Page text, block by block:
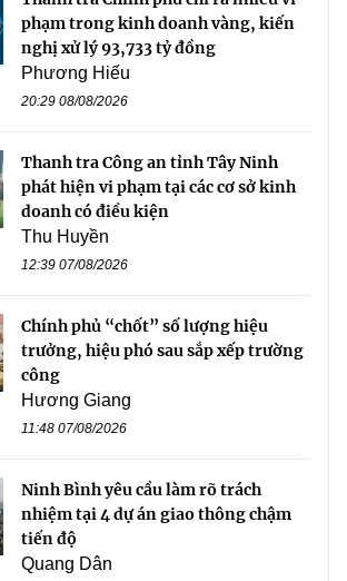
phạm trong kinh doanh vàng, kiến
nghị xử lý 93,733 tỷ đồng
Phương Hiếu
20:29 08/08/2026
Thanh tra Công an tỉnh Tây Ninh
phát hiện vi phạm tại các cơ sở kinh
doanh có điều kiện
Thu Huyền
12:39 07/08/2026
Chính phủ “chốt” số lượng hiệu
trưởng, hiệu phó sau sắp xếp trường
công
Hương Giang
11:48 07/08/2026
Ninh Bình yêu cầu làm rõ trách
nhiệm tại 4 dự án giao thông chậm
tiến độ
Quang Dân